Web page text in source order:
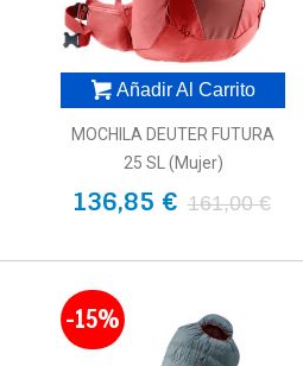
Añadir Al Carrito
MOCHILA DEUTER FUTURA
25 SL (Mujer)
136,85 € 161,00 €
-15%